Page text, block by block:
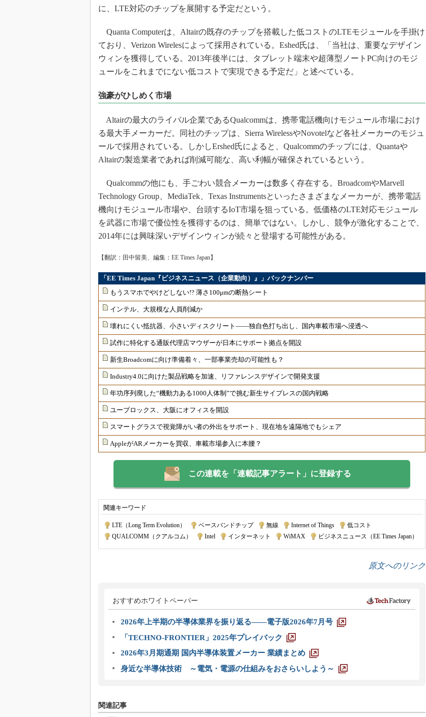
に、LTE対応のチップを展開する予定だという。
Quanta Computerは、Altairの既存のチップを搭載した低コストのLTEモジュールを手掛け
ており、Verizon Wirelesによって採用されている。Eshed氏は、「当社は、重要なデザイン
ウィンを獲得している。2013年後半には、タブレット端末や超薄型ノートPC向けのモジ
ュールをこれまでにない低コストで実現できる予定だ」と述べている。
強豪がひしめく市場
Altairの最大のライバル企業であるQualcommは、携帯電話機向けモジュール市場におけ
る最大手メーカーだ。同社のチップは、Sierra WirelessやNovotelなど各社メーカーのモジュ
ールで採用されている。しかしErshed氏によると、Qualcommのチップには、Quantaや
Altairの製造業者であれば削減可能な、高い利幅が確保されているという。
Qualcommの他にも、手ごわい競合メーカーは数多く存在する。BroadcomやMarvell
Technology Group、MediaTek、Texas Instrumentsといったさまざまなメーカーが、携帯電話
機向けモジュール市場や、台頭するIoT市場を狙っている。低価格のLTE対応モジュール
を武器に市場で優位性を獲得するのは、簡単ではない。しかし、競争が激化することで、
2014年には興味深いデザインウィンが続々と登場する可能性がある。
【翻訳：田中留美、編集：EE Times Japan】
「EE Times Japan『ビジネスニュース（企業動向）』」バックナンバー
もうスマホでやけどしない!? 薄さ100μmの断熱シート
インテル、大規模な人員削減か
壊れにくい抵抗器、小さいディスクリート――独自色打ち出し、国内車載市場へ浸透へ
試作に特化する通販代理店マウザーが日本にサポート拠点を開設
新生Broadcomに向け準備着々、一部事業売却の可能性も？
Industry4.0に向けた製品戦略を加速、リファレンスデザインで開発支援
年功序列廃した“機動力ある1000人体制”で挑む新生サイプレスの国内戦略
ユーブロックス、大阪にオフィスを開設
スマートグラスで視覚障がい者の外出をサポート、現在地を遠隔地でもシェア
AppleがARメーカーを買収、車載市場参入に本腰？
この連載を「連載記事アラート」に登録する
関連キーワード
LTE（Long Term Evolution） ベースバンドチップ| 無線 Internet of Things 低コスト
QUALCOMM（クアルコム）
Intel インターネット WiMAX ビジネスニュース（EE Times Japan）
原文へのリンク
おすすめホワイトペーパー
2026年上半期の半導体業界を振り返る――電子版2026年7月号
「TECHNO-FRONTIER」2025年プレイバック
2026年3月期通期 国内半導体装置メーカー 業績まとめ
身近な半導体技術 ～電気・電源の仕組みをおさらいしよう～
関連記事